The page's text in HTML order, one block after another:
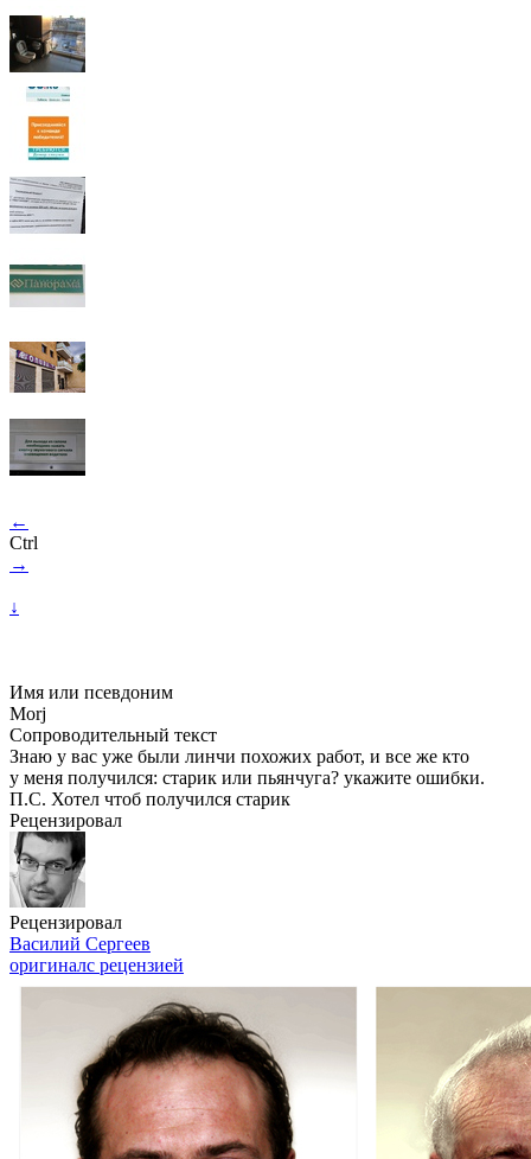
←
Ctrl
→
↓
Имя или псевдоним
Morj
Сопроводительный текст
Знаю у вас уже были линчи похожих работ, и все же кто
у меня получился: старик или пьянчуга? укажите ошибки.
П.С. Хотел чтоб получился старик
Рецензировал
Рецензировал
Василий Сергеев
оригиналс рецензией